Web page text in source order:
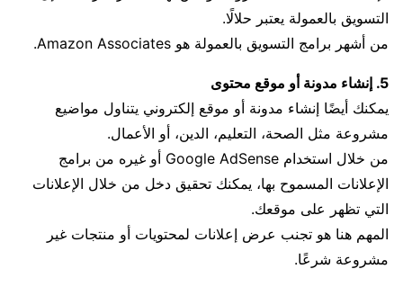
التسويق بالعمولة يعتبر حلالًا.
من أشهر برامج التسويق بالعمولة هو Amazon Associates.
5. إنشاء مدونة أو موقع محتوى
يمكنك أيضًا إنشاء مدونة أو موقع إلكتروني يتناول مواضيع
مشروعة مثل الصحة، التعليم، الدين، أو الأعمال.
من خلال استخدام Google AdSense أو غيره من برامج
الإعلانات المسموح بها، يمكنك تحقيق دخل من خلال الإعلانات
التي تظهر على موقعك.
المهم هنا هو تجنب عرض إعلانات لمحتويات أو منتجات غير
مشروعة شرعًا.